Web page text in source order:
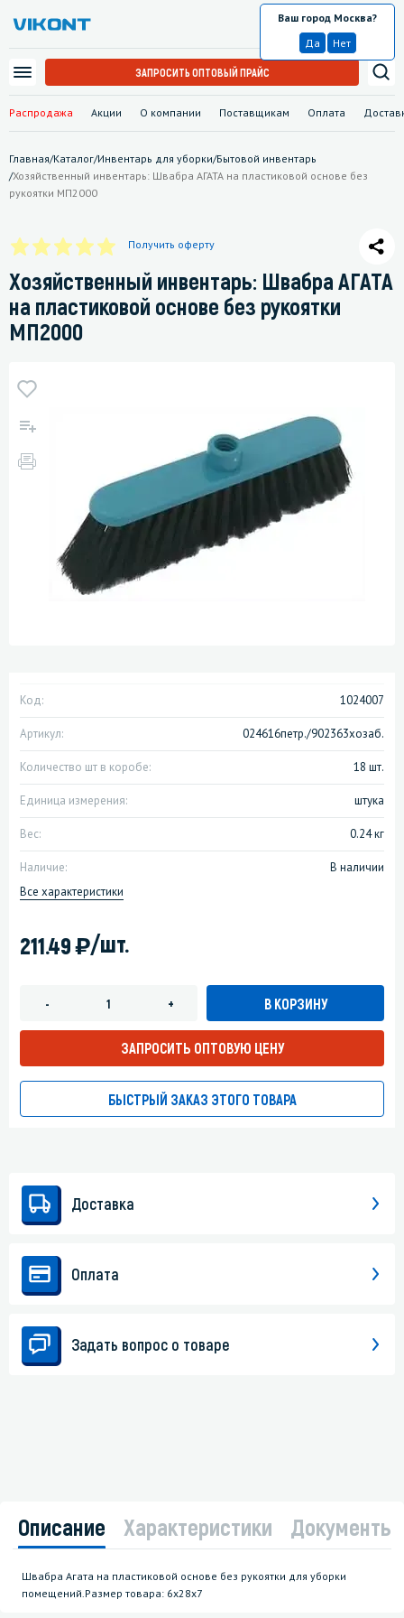
Распродажа Акции О компании Поставщикам Оплата
Москва
Ваш город Москва?
Да
Нет
ЗАПРОСИТЬ ОПТОВЫЙ ПРАЙС
Главная/Каталог/Инвентарь для уборки/Бытовой инвентарь
/Хозяйственный инвентарь: Швабра АГАТА на пластиковой основе без
рукоятки МП2000
Получить оферту
Хозяйственный инвентарь: Швабра АГАТА
на пластиковой основе без рукоятки
МП2000
Код: 1024007
Артикул: 024616петр./902363хозаб.
Количество шт в коробе: 18 шт.
Единица измерения: штука
Вес: 0.24 кг
Наличие:
В наличии
Все характеристики
211.49)/шт.
- + В КОРЗИНУ
ЗАПРОСИТЬ ОПТОВУЮ ЦЕНУ
БЫСТРЫЙ ЗАКАЗ ЭТОГО ТОВАРА
Доставка
Оплата
Задать вопрос о товаре
Описание Характеристики Документы
Швабра Агата на пластиковой основе без рукоятки для уборки
помещений.Размер товара: 6x28x7